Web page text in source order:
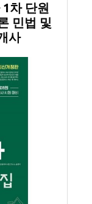
차 단원
민법 및
사